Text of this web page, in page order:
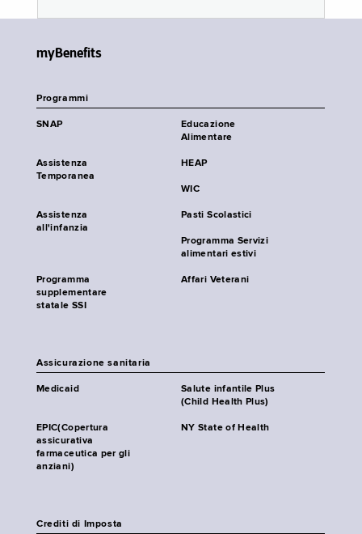
myBenefits
Programmi
SNAP
Educazione
Alimentare
Assistenza
Temporanea
HEAP
WIC
Assistenza
all'infanzia
Pasti Scolastici
Programma Servizi
alimentari estivi
Programma
supplementare
statale SSI
Affari Veterani
Assicurazione sanitaria
Medicaid
Salute infantile Plus
(Child Health Plus)
EPIC(Copertura
assicurativa
farmaceutica per gli
anziani)
NY State of Health
Crediti di Imposta